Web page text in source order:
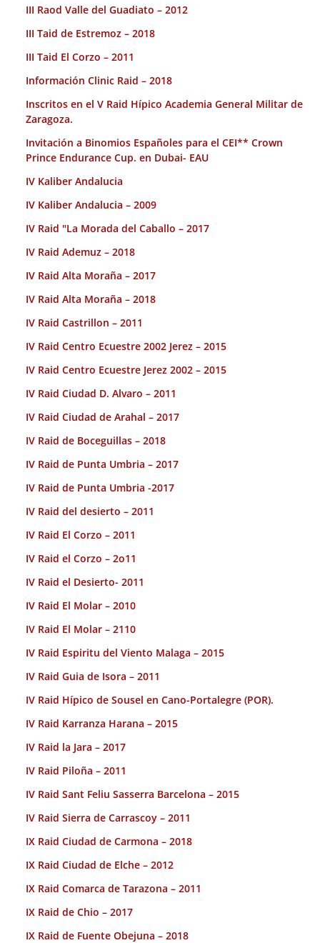
III Raod Valle del Guadiato – 2012
III Taid de Estremoz – 2018
III Taid El Corzo – 2011
Información Clinic Raid – 2018
Inscritos en el V Raid Hípico Academia General Militar de
Zaragoza.
Invitación a Binomios Españoles para el CEI** Crown
Prince Endurance Cup. en Dubai- EAU
IV Kaliber Andalucia
IV Kaliber Andalucia – 2009
IV Raid "La Morada del Caballo – 2017
IV Raid Ademuz – 2018
IV Raid Alta Moraña – 2017
IV Raid Alta Moraña – 2018
IV Raid Castrillon – 2011
IV Raid Centro Ecuestre 2002 Jerez – 2015
IV Raid Centro Ecuestre Jerez 2002 – 2015
IV Raid Ciudad D. Alvaro – 2011
IV Raid Ciudad de Arahal – 2017
IV Raid de Boceguillas – 2018
IV Raid de Punta Umbria – 2017
IV Raid de Punta Umbria -2017
IV Raid del desierto – 2011
IV Raid El Corzo – 2011
IV Raid el Corzo – 2o11
IV Raid el Desierto- 2011
IV Raid El Molar – 2010
IV Raid El Molar – 2110
IV Raid Espiritu del Viento Malaga – 2015
IV Raid Guia de Isora – 2011
IV Raid Hípico de Sousel en Cano-Portalegre (POR).
IV Raid Karranza Harana – 2015
IV Raid la Jara – 2017
IV Raid Piloña – 2011
IV Raid Sant Feliu Sasserra Barcelona – 2015
IV Raid Sierra de Carrascoy – 2011
IX Raid Ciudad de Carmona – 2018
IX Raid Ciudad de Elche – 2012
IX Raid Comarca de Tarazona – 2011
IX Raid de Chio – 2017
IX Raid de Fuente Obejuna – 2018